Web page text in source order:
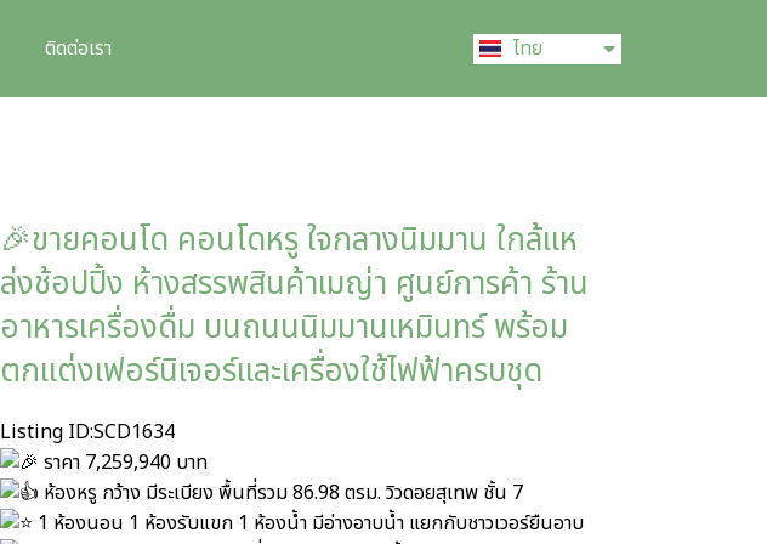
ติดต่อเรา ไทย
中文 (中国)
🎉ขายคอนโด คอนโดหรู ใจกลางนิมมาน ใกล้แห
ล่งช้อปปิ้ง ห้างสรรพสินค้าเมญ่า ศูนย์การค้า ร้าน
อาหารเครื่องดื่ม บนถนนนิมมานเหมินทร์ พร้อม
ตกแต่งเฟอร์นิเจอร์และเครื่องใช้ไฟฟ้าครบชุด
Listing ID:SCD1634
ราคา 7,259,940 บาท
ห้องหรู กว้าง มีระเบียง พื้นที่รวม 86.98 ตรม. วิวดอยสุเทพ ชั้น 7
1 ห้องนอน 1 ห้องรับแขก 1 ห้องน้ำ มีอ่างอาบน้ำ แยกกับชาวเวอร์ยืนอาบ